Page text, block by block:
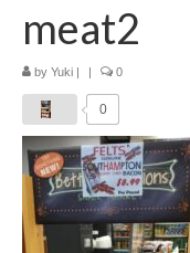
meat2
by Yuki | | 0
0